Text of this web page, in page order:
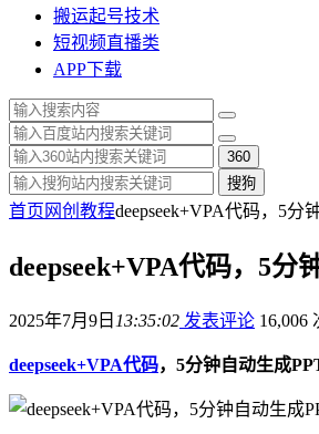
搬运起号技术
短视频直播类
APP下载
360
搜狗
首页 网创教程deepseek+VPA代码，5分
deepseek+VPA代码，5分
2025年7月9日 13:35:02 发表评论 16,006
deepseek+VPA代码，5分钟自动生成